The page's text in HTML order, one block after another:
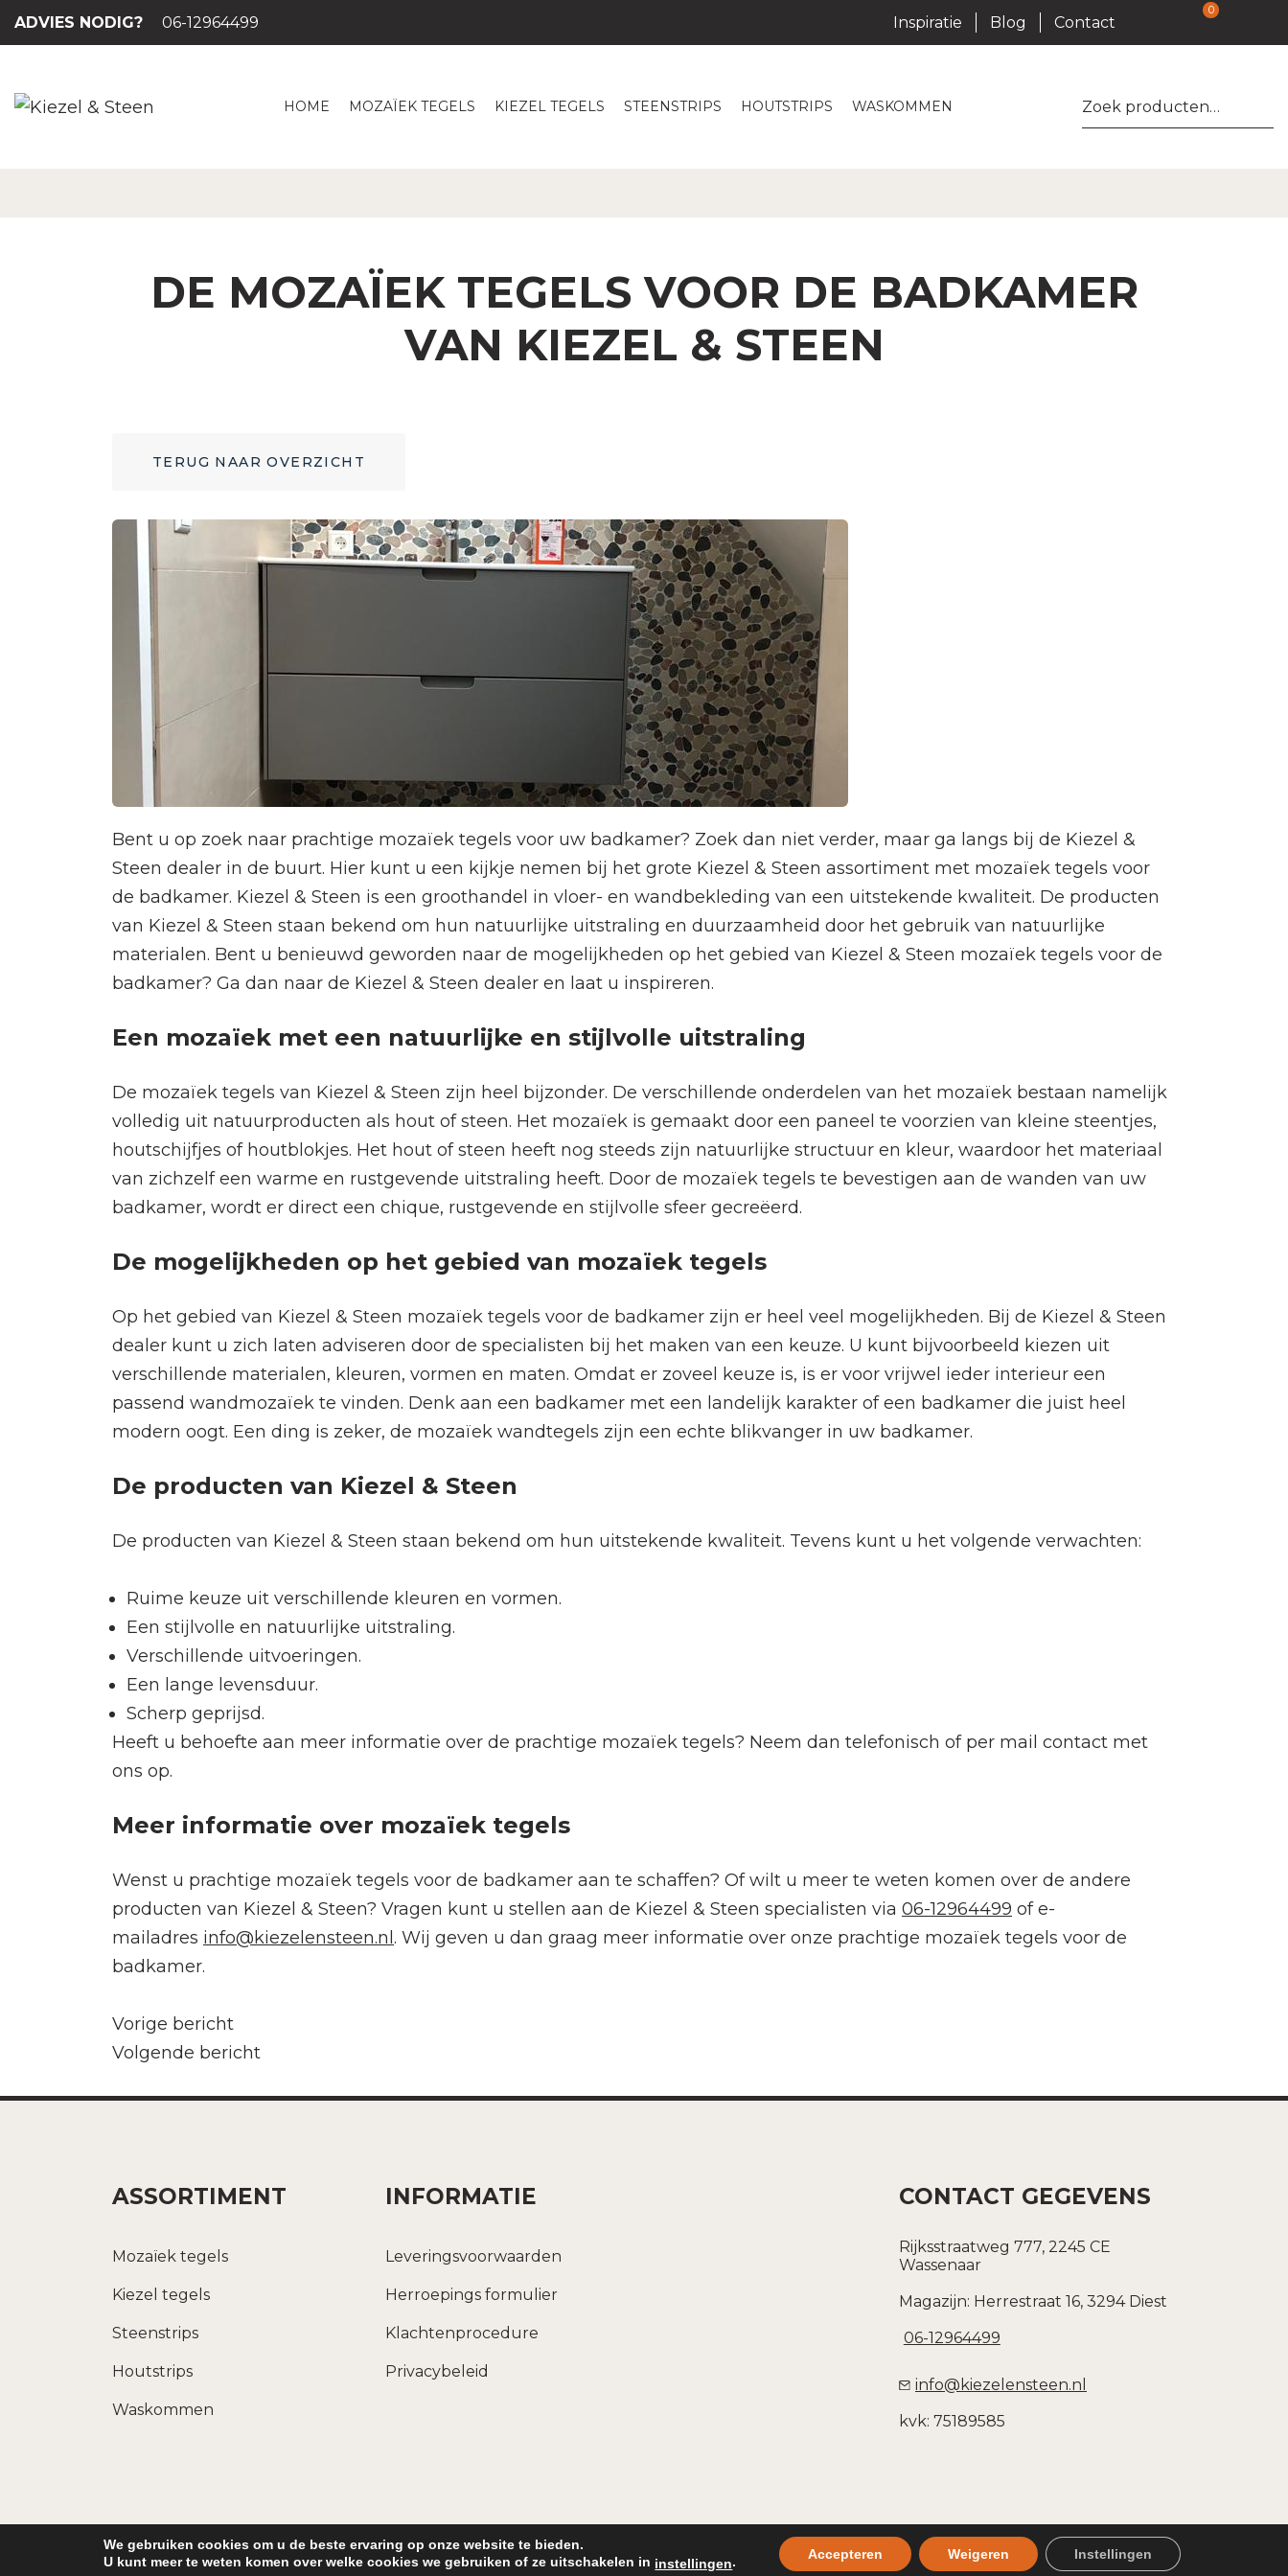
ADVIES NODIG? 06-12964499 Inspiratie Blog Contact
0
HOME MOZAÏEK TEGELS KIEZEL TEGELS STEENSTRIPS HOUTSTRIPS WASKOMMEN
Zoeken
naar:
DE MOZAÏEK TEGELS VOOR DE BADKAMER
VAN KIEZEL & STEEN
TERUG NAAR OVERZICHT
Bent u op zoek naar prachtige mozaïek tegels voor uw badkamer? Zoek dan niet verder, maar ga langs bij de Kiezel &
Steen dealer in de buurt. Hier kunt u een kijkje nemen bij het grote Kiezel & Steen assortiment met mozaïek tegels voor
de badkamer. Kiezel & Steen is een groothandel in vloer- en wandbekleding van een uitstekende kwaliteit. De producten
van Kiezel & Steen staan bekend om hun natuurlijke uitstraling en duurzaamheid door het gebruik van natuurlijke
materialen. Bent u benieuwd geworden naar de mogelijkheden op het gebied van Kiezel & Steen mozaïek tegels voor de
badkamer? Ga dan naar de Kiezel & Steen dealer en laat u inspireren.
Een mozaïek met een natuurlijke en stijlvolle uitstraling
De mozaïek tegels van Kiezel & Steen zijn heel bijzonder. De verschillende onderdelen van het mozaïek bestaan namelijk
volledig uit natuurproducten als hout of steen. Het mozaïek is gemaakt door een paneel te voorzien van kleine steentjes,
houtschijfjes of houtblokjes. Het hout of steen heeft nog steeds zijn natuurlijke structuur en kleur, waardoor het materiaal
van zichzelf een warme en rustgevende uitstraling heeft. Door de mozaïek tegels te bevestigen aan de wanden van uw
badkamer, wordt er direct een chique, rustgevende en stijlvolle sfeer gecreëerd.
De mogelijkheden op het gebied van mozaïek tegels
Op het gebied van Kiezel & Steen mozaïek tegels voor de badkamer zijn er heel veel mogelijkheden. Bij de Kiezel & Steen
dealer kunt u zich laten adviseren door de specialisten bij het maken van een keuze. U kunt bijvoorbeeld kiezen uit
verschillende materialen, kleuren, vormen en maten. Omdat er zoveel keuze is, is er voor vrijwel ieder interieur een
passend wandmozaïek te vinden. Denk aan een badkamer met een landelijk karakter of een badkamer die juist heel
modern oogt. Een ding is zeker, de mozaïek wandtegels zijn een echte blikvanger in uw badkamer.
De producten van Kiezel & Steen
De producten van Kiezel & Steen staan bekend om hun uitstekende kwaliteit. Tevens kunt u het volgende verwachten:
Ruime keuze uit verschillende kleuren en vormen.
Een stijlvolle en natuurlijke uitstraling.
Verschillende uitvoeringen.
Een lange levensduur.
Scherp geprijsd.
Heeft u behoefte aan meer informatie over de prachtige mozaïek tegels? Neem dan telefonisch of per mail contact met
ons op.
Meer informatie over mozaïek tegels
Wenst u prachtige mozaïek tegels voor de badkamer aan te schaffen? Of wilt u meer te weten komen over de andere
producten van Kiezel & Steen? Vragen kunt u stellen aan de Kiezel & Steen specialisten via 06-12964499 of e-
mailadres info@kiezelensteen.nl . Wij geven u dan graag meer informatie over onze prachtige mozaïek tegels voor de
badkamer.
Bericht
navigatie
Vorige bericht
Volgende bericht
ASSORTIMENT
Mozaïek tegels
Kiezel tegels
Steenstrips
Houtstrips
Waskommen
INFORMATIE
Leveringsvoorwaarden
Herroepings formulier
Klachtenprocedure
Privacybeleid
CONTACT GEGEVENS
Rijksstraatweg 777, 2245 CE
Wassenaar
Magazijn: Herrestraat 16, 3294 Diest
06-12964499
info@kiezelensteen.nl
kvk: 75189585
Copyright © 2026Kiezel & Steen Privacybeleid
We gebruiken cookies om u de beste ervaring op onze website te bieden.
U kunt meer te weten komen over welke cookies we gebruiken of ze uitschakelen in instellingen.
Accepteren Weigeren Instellingen